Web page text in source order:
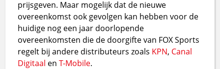
prijsgeven. Maar mogelijk dat de nieuwe
overeenkomst ook gevolgen kan hebben voor de
huidige nog een jaar doorlopende
overeenkomsten die de doorgifte van FOX Sports
regelt bij andere distributeurs zoals KPN, Canal
Digitaal enT-Mobile.